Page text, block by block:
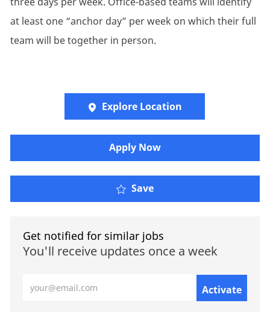
at least one “anchor day” per week on which their full
team will be together in person.
Explore Location
​​​Apply Now
Save
Get notified for similar jobs
You'll receive updates once a week
Activate